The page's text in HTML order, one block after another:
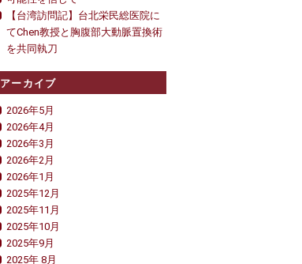
【台湾訪問記】台北栄民総医院に
てChen教授と胸腹部大動脈置換術
を共同執刀
アーカイブ
2026年5月
2026年4月
2026年3月
2026年2月
2026年1月
2025年12月
2025年11月
2025年10月
2025年9月
2025年 8月